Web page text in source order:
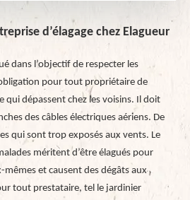
d’élagage chez Elagueur
dans l’objectif de respecter les
pour tout propriétaire de
qui dépassent chez les voisins. Il doit
des câbles électriques aériens. De
qui sont trop exposés aux vents. Le
méritent d’être élagués pour
mêmes et causent des dégâts aux
tout prestataire, tel le jardinier